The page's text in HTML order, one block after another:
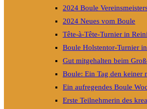
2024 Boule
2024 Neues vom Boule
Tête-à-Tête-Turnier in
Boule Holstentor-Turnier
Gut mitgehalten beim
Boule: Ein Tag den keiner
Ein aufregendes Boule
Erste Teilnehmerin des